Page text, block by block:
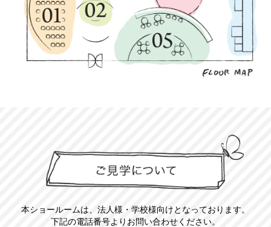
本ショールームは、法人様・学校様向けとなっております。
下記の電話番号よりお問い合わせください。